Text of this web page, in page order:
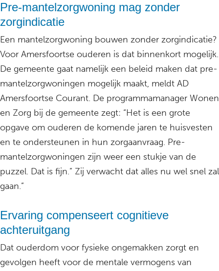
Pre-mantelzorgwoning mag zonder
zorgindicatie
Een mantelzorgwoning bouwen zonder zorgindicatie?
Voor Amersfoortse ouderen is dat binnenkort mogelijk.
De gemeente gaat namelijk een beleid maken dat pre-
mantelzorgwoningen mogelijk maakt, meldt AD
Amersfoortse Courant. De programmamanager Wonen
en Zorg bij de gemeente zegt: “Het is een grote
opgave om ouderen de komende jaren te huisvesten
en te ondersteunen in hun zorgaanvraag. Pre-
mantelzorgwoningen zijn weer een stukje van de
puzzel. Dat is fijn.” Zij verwacht dat alles nu wel snel zal
gaan.”
Ervaring compenseert cognitieve
achteruitgang
Dat ouderdom voor fysieke ongemakken zorgt en
gevolgen heeft voor de mentale vermogens van